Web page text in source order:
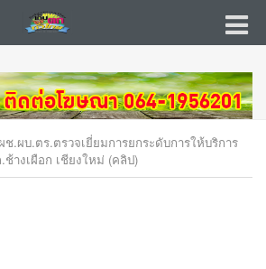
ช.ผบ.ตร.ตรวจเยี่ยมการยกระดับการให้บริการ
างเผือก เชียงใหม่ (คลิป)